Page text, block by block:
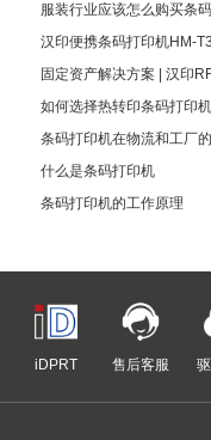
服装行业应该怎么购买条
汉印便携条码打印机HM-
固定资产解决方案 | 汉印
如何选择热转印条码打印机
条码打印机在物流和工厂
什么是条码打印机
条码打印机的工作原理
iDPRT 售后客服